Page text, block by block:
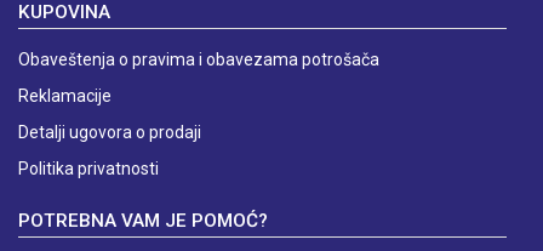
KUPOVINA
Obaveštenja o pravima i obavezama potrošača
Reklamacije
Detalji ugovora o prodaji
Politika privatnosti
POTREBNA VAM JE POMOĆ?